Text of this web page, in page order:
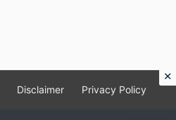
Disclaimer Privacy Policy